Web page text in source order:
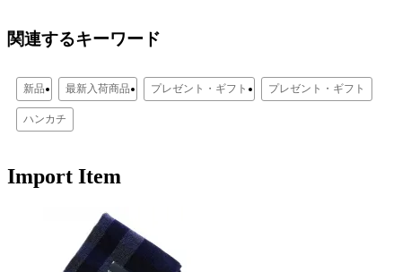
関連するキーワード
新品 最新入荷商品 プレゼント・ギフト プレゼント・ギフト
ハンカチ
Import Item